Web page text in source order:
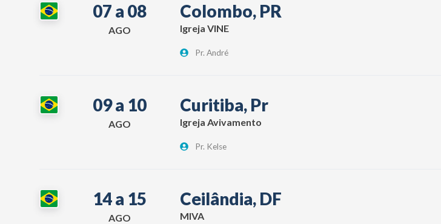
07 a 08 Colombo, PR
AGO Igreja VINE
Pr. André
09 a 10 Curitiba, Pr
AGO Igreja Avivamento
Pr. Kelse
14 a 15 Ceilândia, DF
AGO MIVA